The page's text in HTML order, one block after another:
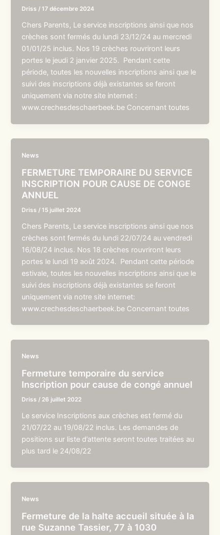
Driss /17 décembre 2024
Chers Parents, Le service inscriptions ainsi que nos
crèches sont fermés du lundi 23/12/24 au mercredi
01/01/25 inclus. Nos 19 crèches rouvriront leurs
portes le jeudi 2 janvier 2025. Pendant cette
période, toutes les nouvelles inscriptions ainsi que le
suivi des inscriptions déjà existantes se feront
uniquement via notre site internet :
www.crechesdeschaerbeek.be Concernant toutes
News
FERMETURE TEMPORAIRE DU SERVICE
INSCRIPTION POUR CAUSE DE CONGE
ANNUEL
Driss /15 juillet 2024
Chers Parents, Le service inscriptions ainsi que nos
crèches sont fermés du lundi 22/07/24 au vendredi
16/08/24 inclus. Nos 18 crèches rouvriront leurs
portes le lundi 19 août 2024. Pendant cette période
estivale, toutes les nouvelles inscriptions ainsi que le
suivi des inscriptions déjà existantes se feront
uniquement via notre site internet:
www.crechesdeschaerbeek.be Concernant toutes
News
Fermeture temporaire du service
Inscription pour cause de congé annuel
Driss / 26 juillet 2022
Le service Inscriptions aux crèches est fermé du
21/07/22 au 19/08/22 inclus. Les demandes de
positions sur liste d’attente seront toutes traitées au
plus tard le 24/08/22
News
Fermeture de la halte accueil située à la
rue Suzanne Tassier, 77 à 1030